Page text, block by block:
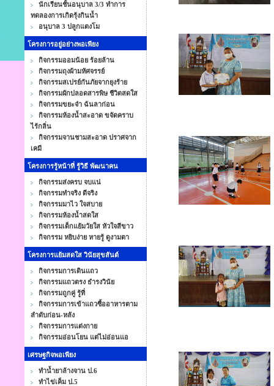
นักเรียนชั้นอนุบาล 3/3 ทำการ
ทดลองการเกิดรุ้งกินน้ำ
อนุบาล 3 ปลูกแตงโม
โครงการอยู่อย่างพอเพียง
กิจกรรมออมน้อย ร้อยล้าน
กิจกรรมถุงผ้ามหัศจรรย์
กิจกรรมสเปรย์กันภัยจากยุงร้าย
กิจกรรมผักปลอดสารพิษ ชีวิตสดใส
กิจกรรมขยะจ๋า ฉันลาก่อน
กิจกรรมห้องน้ำสะอาด ขจัดคราบ
ไร้กลิ่น
กิจกรรมจานชามสะอาด ปราศจาก
เคมี
โครงการรู้หน้าที่ รู้วิธี พัฒนาคน
กิจกรรมส่งครบ จบแน่
กิจกรรมทำจริง ดีจริง
กิจกรรมมาไว ใจสบาย
กิจกรรมห้องน้ำสดใส
กิจกรรมเด็กแย้มวัยใส หัวใจสีขาว
กิจกรรม หยิบง่าย หายรู้ ดูงามตา
โครงการแย้มสดใส วินัยสุขสันต์
กิจกรรมการเดินแถว
กิจกรรมแถวตรง ธำรงวินัย
กิจกรรมถูกคู่ รู้ที่
กิจกรรมการเข้าแถวซื้ออาหารตาม
ลำดับก่อน-หลัง
กิจกรรมการแต่งกาย
กิจกรรมอ่อนโยน แต่ไม่อ่อนแอ
เศรษฐกิจพอเพียง
ทำน้ำยาล้างจาน ป.6
ทำไข่เค็ม ป.5